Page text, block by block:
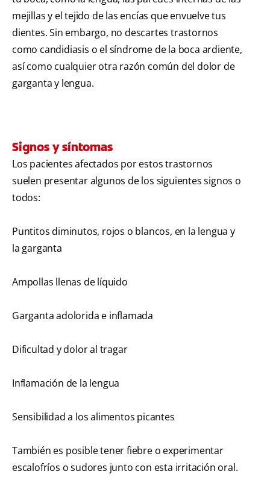
mejillas y el tejido de las encías que envuelve tus
dientes. Sin embargo, no descartes trastornos
como candidiasis o el síndrome de la boca ardiente,
así como cualquier otra razón común del dolor de
garganta y lengua.
Signos y síntomas
Los pacientes afectados por estos trastornos
suelen presentar algunos de los siguientes signos o
todos:
Puntitos diminutos, rojos o blancos, en la lengua y
la garganta
Ampollas llenas de líquido
Garganta adolorida e inflamada
Dificultad y dolor al tragar
Inflamación de la lengua
Sensibilidad a los alimentos picantes
También es posible tener fiebre o experimentar
escalofríos o sudores junto con esta irritación oral.